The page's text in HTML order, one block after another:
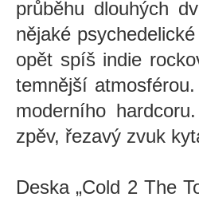
průběhu dlouhých
nějaké
opět spíš indie
temnější
moderního
zpěv, řezavý zvuk
Deska „Cold 2 The